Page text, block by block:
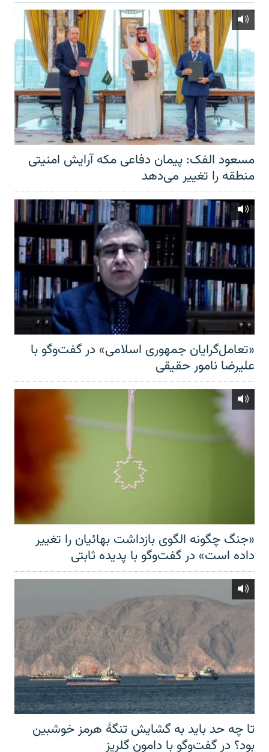
مسعود الفک: پیمان دفاعی مکه آرایش امنیتی
منطقه را تغییر می‌دهد
«تعامل‌گرایان جمهوری اسلامی» در گفت‌وگو با
علیرضا نامور حقیقی
«جنگ چگونه الگوی بازداشت بهائیان را تغییر
داده است» در گفت‌وگو با پدیده ثابتی
تا چه حد باید به گشایش تنگهٔ هرمز خوشبین
بود؟ در گفت‌وگو با دامون گلریز